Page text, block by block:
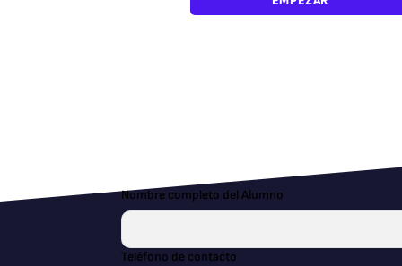
Nombre completo del Alumno
Teléfono de contacto